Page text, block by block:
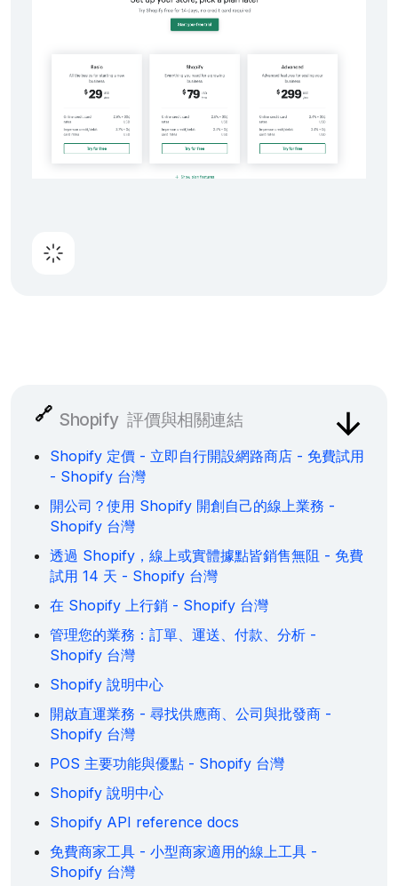
🔗 Shopify 評價與相關連結
Shopify 定價 - 立即自行開設網路商店 - 免費試用
- Shopify 台灣
開公司？使用 Shopify 開創自己的線上業務 -
Shopify 台灣
透過 Shopify，線上或實體據點皆銷售無阻 - 免費
試用 14 天 - Shopify 台灣
在 Shopify 上行銷 - Shopify 台灣
管理您的業務：訂單、運送、付款、分析 -
Shopify 台灣
Shopify 說明中心
開啟直運業務 - 尋找供應商、公司與批發商 -
Shopify 台灣
POS 主要功能與優點 - Shopify 台灣
Shopify 說明中心
Shopify API reference docs
免費商家工具 - 小型商家適用的線上工具 -
Shopify 台灣